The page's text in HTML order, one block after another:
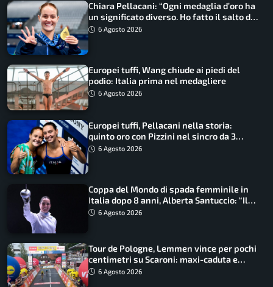
Chiara Pellacani: “Ogni medaglia d’oro ha
un significato diverso. Ho fatto il salto di
qualità”
6 Agosto 2026
Europei tuffi, Wang chiude ai piedi del
podio: Italia prima nel medagliere
6 Agosto 2026
Europei tuffi, Pellacani nella storia:
quinto oro con Pizzini nel sincro da 3
metri
6 Agosto 2026
Coppa del Mondo di spada femminile in
Italia dopo 8 anni, Alberta Santuccio: “Il
lavoro dà sempre i suoi frutti”
6 Agosto 2026
Tour de Pologne, Lemmen vince per pochi
centimetri su Scaroni: maxi-caduta e
tappa accorciata
6 Agosto 2026